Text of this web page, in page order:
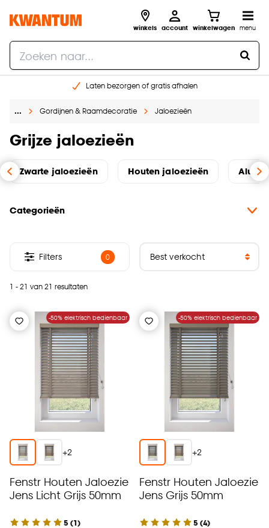
winkels account winkelwagen menu
Laten bezorgen of gratis afhalen
Gratis raam advies en opmeten aan huis
… Gordijnen & Raamdecoratie Jaloezieën
Grijze jaloezieën
Zwarte jaloezieën Houten jaloezieën
Categorieën
1 - 21 van 21 resultaten
Filters 0
-50% elektrisch bedienbaar
+2
Fenstr Houten Jaloezie
Jens Licht Grijs 50mm
5 (1)
-50% elektrisch bedienbaar
+2
Fenstr Houten Jaloezie
Jens Grijs 50mm
5 (4)